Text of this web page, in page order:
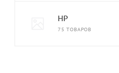
HP
75 ТОВАРОВ